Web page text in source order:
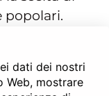
popolari.
dati dei nostri
Web, mostrare